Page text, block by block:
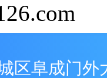
区阜成门外